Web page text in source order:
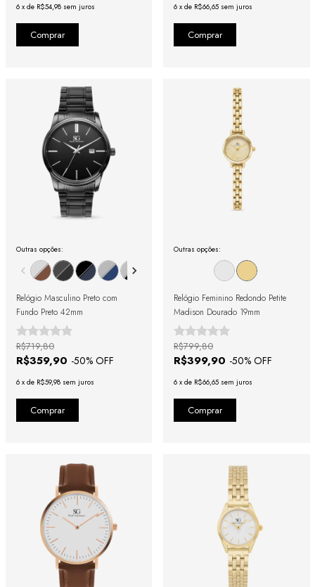
6 x de R$54,98 sem juros 6 x de R$66,65 sem juros
Outras opções:
Relógio Masculino Preto com
Fundo Preto 42mm
R$359,90 -50% OFF
R$719,80
6 x de R$59,98 sem juros
Outras opções:
Relógio Feminino Redondo Petite
Madison Dourado 19mm
R$399,90 -50% OFF
R$799,80
6 x de R$66,65 sem juros